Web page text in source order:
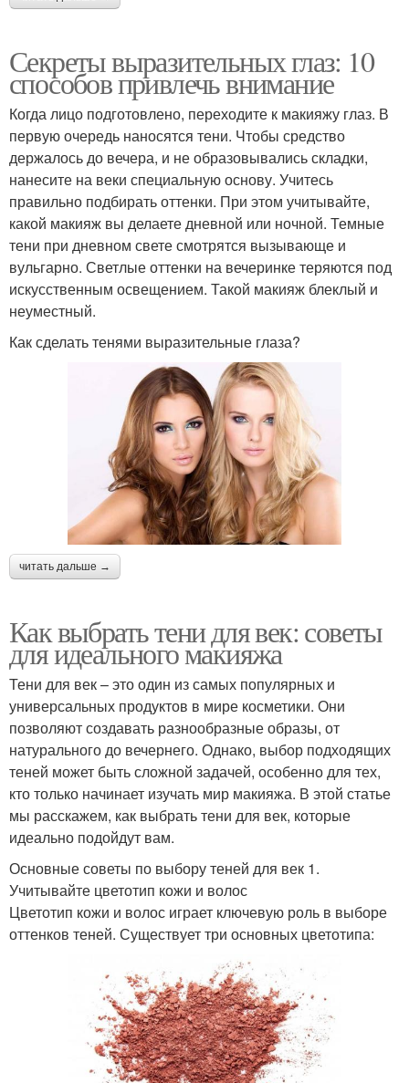
Секреты выразительных глаз: 10
способов привлечь внимание
Когда лицо подготовлено, переходите к макияжу глаз. В
первую очередь наносятся тени. Чтобы средство
держалось до вечера, и не образовывались складки,
нанесите на веки специальную основу. Учитесь
правильно подбирать оттенки. При этом учитывайте,
какой макияж вы делаете дневной или ночной. Темные
тени при дневном свете смотрятся вызывающе и
вульгарно. Светлые оттенки на вечеринке теряются под
искусственным освещением. Такой макияж блеклый и
неуместный.
Как сделать тенями выразительные глаза?
читать дальше →
Как выбрать тени для век: советы
для идеального макияжа
Тени для век – это один из самых популярных и
универсальных продуктов в мире косметики. Они
позволяют создавать разнообразные образы, от
натурального до вечернего. Однако, выбор подходящих
теней может быть сложной задачей, особенно для тех,
кто только начинает изучать мир макияжа. В этой статье
мы расскажем, как выбрать тени для век, которые
идеально подойдут вам.
Основные советы по выбору теней для век 1.
Учитывайте цветотип кожи и волос
Цветотип кожи и волос играет ключевую роль в выборе
оттенков теней. Существует три основных цветотипа: